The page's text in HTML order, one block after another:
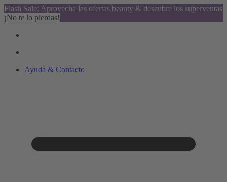
Flash Sale: Aprovecha las ofertas beauty & descubre los superventas
¡No te lo pierdas!
Ayuda & Contacto